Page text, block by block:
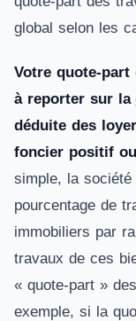
global selon les
Votre quote-part
à reporter sur la
déduite des
foncier positif
simple, la
pourcentage de
immobiliers par
travaux de ces
« quote-part »
exemple, si la